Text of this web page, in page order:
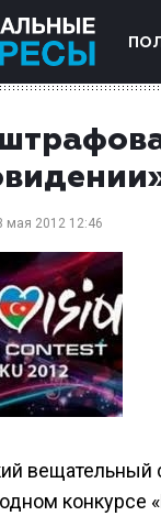
мая 2012 12:46
вещательный
конкурсе